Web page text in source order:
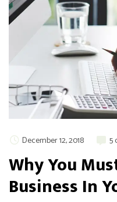
December 12, 2018 5
Why You
Business In